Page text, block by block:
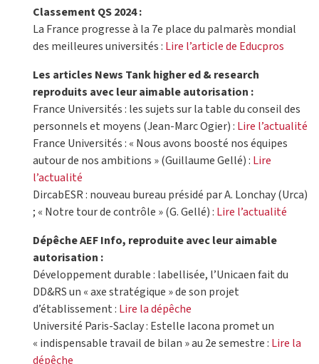
Classement QS 2024 :
La France progresse à la 7e place du palmarès mondial
des meilleures universités : Lire l’article de Educpros
Les articles News Tank higher ed & research
reproduits avec leur aimable autorisation :
France Universités : les sujets sur la table du conseil des
personnels et moyens (Jean-Marc Ogier) : Lire l’actualité
France Universités : « Nous avons boosté nos équipes
autour de nos ambitions » (Guillaume Gellé) : Lire
l’actualité
DircabESR : nouveau bureau présidé par A. Lonchay (Urca)
; « Notre tour de contrôle » (G. Gellé) : Lire l’actualité
Dépêche AEF Info, reproduite avec leur aimable
autorisation :
Développement durable : labellisée, l’Unicaen fait du
DD&RS un « axe stratégique » de son projet
d’établissement : Lire la dépêche
Université Paris-Saclay : Estelle Iacona promet un
« indispensable travail de bilan » au 2e semestre : Lire la
dépêche